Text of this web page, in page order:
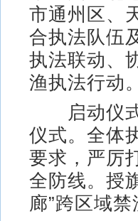
市通州区、
合执法队伍
执法联动、
渔执法行动。
启动仪式
仪式。全体
要求，严厉
全防线。授
廊”跨区域